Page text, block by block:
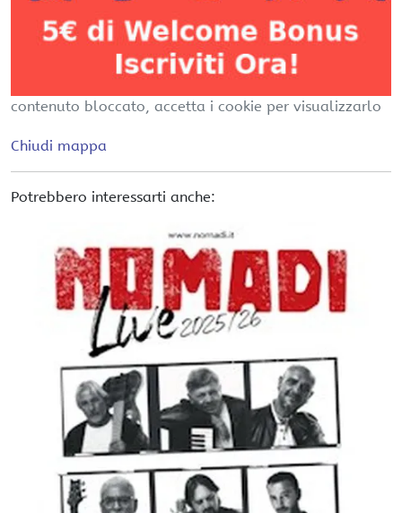
contenuto bloccato, accetta i cookie per visualizzarlo
Chiudi mappa
Potrebbero interessarti anche: